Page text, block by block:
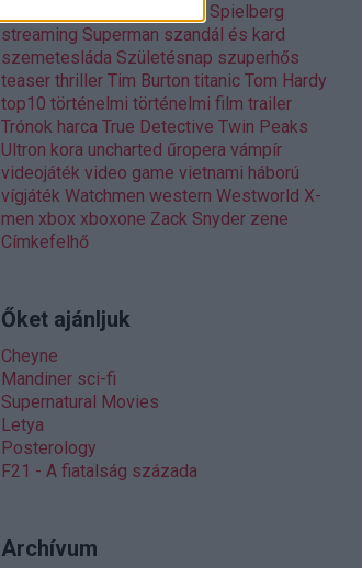
Steven Spielberg
streaming Superman szandál és kard
szemetesláda Születésnap szuperhős
teaser thriller Tim Burton titanic Tom Hardy
top10 történelmi történelmi film trailer
Trónok harca True Detective Twin Peaks
Ultron kora uncharted űropera vámpír
videojáték video game vietnami háború
vígjáték Watchmen western Westworld X-
men xbox xboxone Zack Snyder zene
Címkefelhő
Őket ajánljuk
Cheyne
Mandiner sci-fi
Supernatural Movies
Letya
Posterology
F21 - A fiatalság százada
Archívum